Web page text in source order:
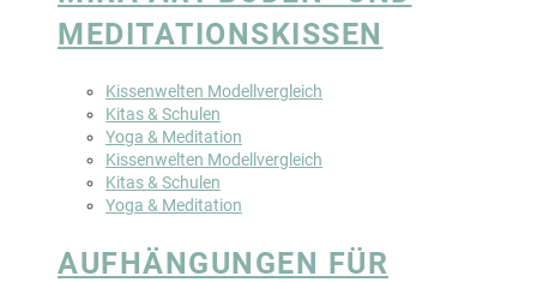
MEDITATIONSKISSEN
Kissenwelten Modellvergleich
Kitas & Schulen
Yoga & Meditation
Kissenwelten Modellvergleich
Kitas & Schulen
Yoga & Meditation
AUFHÄNGUNGEN FÜR